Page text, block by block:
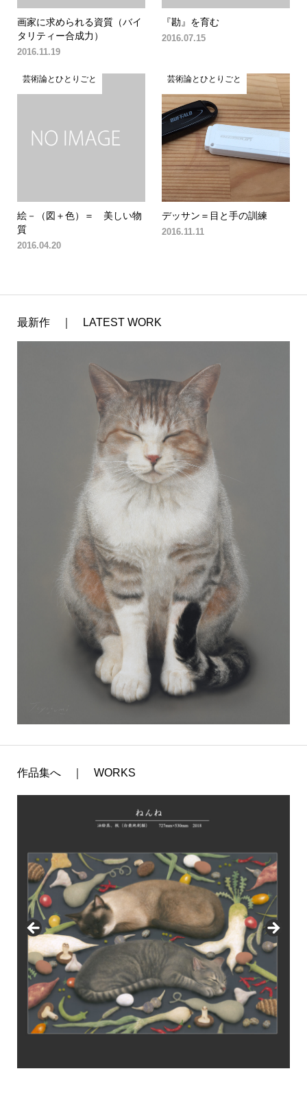
画家に求められる資質（バイ
タリティー合成力）
2016.11.19
『勘』を育む
2016.07.15
芸術論とひとりごと
絵－（図＋色）＝ 美しい物
質
2016.04.20
芸術論とひとりごと
デッサン＝目と手の訓練
2016.11.11
最新作 ｜ LATEST WORK
作品集へ ｜ WORKS